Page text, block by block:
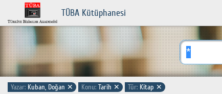
TÜBA Kütüphanesi
Yazar: Kuban, Doğan ✕ Konu: Tarih ✕ Tür: Kitap ✕